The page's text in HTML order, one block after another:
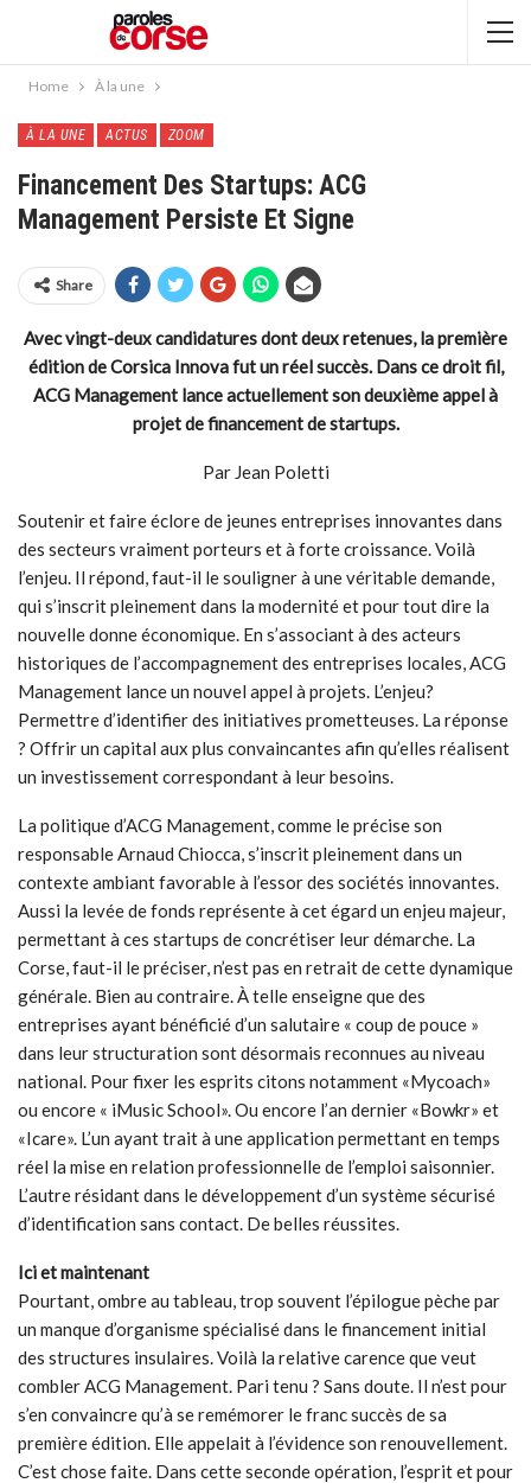
Home À la une
À LA UNE ACTUS ZOOM
Financement Des Startups: ACG
Management Persiste Et Signe
Share
Avec vingt-deux candidatures dont deux retenues, la première
édition de Corsica Innova fut un réel succès. Dans ce droit fil,
ACG Management lance actuellement son deuxième appel à
projet de financement de startups.
Par Jean Poletti
Soutenir et faire éclore de jeunes entreprises innovantes dans
des secteurs vraiment porteurs et à forte croissance. Voilà
l’enjeu. Il répond, faut-il le souligner à une véritable demande,
qui s’inscrit pleinement dans la modernité et pour tout dire la
nouvelle donne économique. En s’associant à des acteurs
historiques de l’accompagnement des entreprises locales, ACG
Management lance un nouvel appel à projets. L’enjeu?
Permettre d’identifier des initiatives prometteuses. La réponse
? Offrir un capital aux plus convaincantes afin qu’elles réalisent
un investissement correspondant à leur besoins.
La politique d’ACG Management, comme le précise son
responsable Arnaud Chiocca, s’inscrit pleinement dans un
contexte ambiant favorable à l’essor des sociétés innovantes.
Aussi la levée de fonds représente à cet égard un enjeu majeur,
permettant à ces startups de concrétiser leur démarche. La
Corse, faut-il le préciser, n’est pas en retrait de cette dynamique
générale. Bien au contraire. À telle enseigne que des
entreprises ayant bénéficié d’un salutaire « coup de pouce »
dans leur structuration sont désormais reconnues au niveau
national. Pour fixer les esprits citons notamment «Mycoach»
ou encore « iMusic School». Ou encore l’an dernier «Bowkr» et
«Icare». L’un ayant trait à une application permettant en temps
réel la mise en relation professionnelle de l’emploi saisonnier.
L’autre résidant dans le développement d’un système sécurisé
d’identification sans contact. De belles réussites.
Ici et maintenant
Pourtant, ombre au tableau, trop souvent l’épilogue pèche par
un manque d’organisme spécialisé dans le financement initial
des structures insulaires. Voilà la relative carence que veut
combler ACG Management. Pari tenu ? Sans doute. Il n’est pour
s’en convaincre qu’à se remémorer le franc succès de sa
première édition. Elle appelait à l’évidence son renouvellement.
C’est chose faite. Dans cette seconde opération, l’esprit et pour